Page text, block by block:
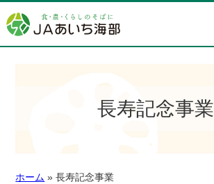
長寿記念事業
ホーム » 長寿記念事業